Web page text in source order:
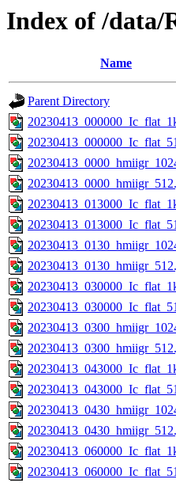
Index of /data/
Name
Parent Directory